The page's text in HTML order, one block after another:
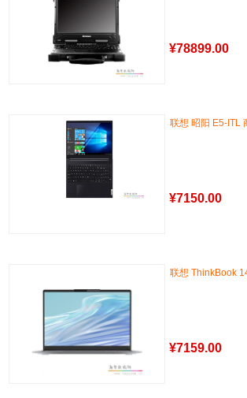
¥78899.00
联想 昭阳 E5-ITL
¥7150.00
联想 ThinkBook
¥7159.00